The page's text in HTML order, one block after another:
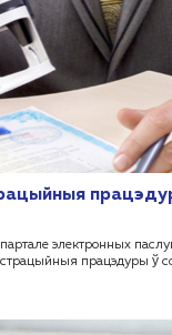
электронных
працэдуры ў